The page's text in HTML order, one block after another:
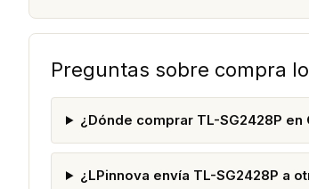
Preguntas sobre compra
¿Dónde comprar TL-SG2428P en
¿LPinnova envía TL-SG2428P a